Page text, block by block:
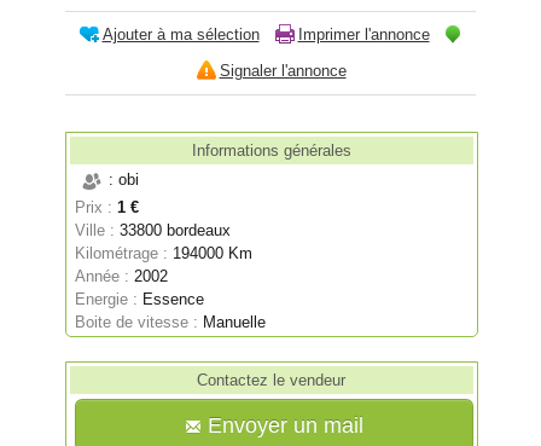
Ajouter à ma sélection
Imprimer l'annonce
Signaler l'annonce
Informations générales
: obi
Prix : 1 €
Ville :33800 bordeaux
Kilométrage : 194000 Km
Année : 2002
Energie : Essence
Boite de vitesse : Manuelle
Contactez le vendeur
Envoyer un mail